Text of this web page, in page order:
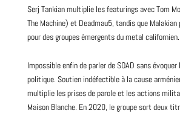
Serj Tankian multiplie les featurings avec Tom
The Machine) et Deadmau5, tandis que
pour des groupes émergents du metal californien.
Impossible enfin de parler de SOAD sans
politique. Soutien indéfectible à la cause
multiplie les prises de parole et les actions
MaisonBlanche. En 2020, le groupe sort deux